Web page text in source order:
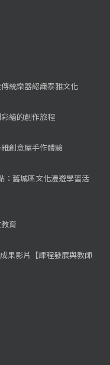
統樂器認識泰雅文化
繪的創作旅程
創意屋手作體驗
舊城區文化漫遊學習活
育
果影片【課程發展與教師